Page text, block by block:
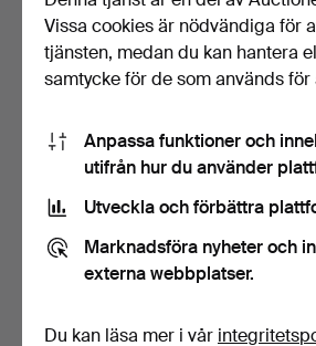
CERTINA, armbandsur, 18 k
2 dagar
17 dagar
Vissa cookies är nödvändiga för
tjänsten, medan du kan hantera
samtycke för de som används för
Anpassa funktioner och
utifrån hur du använder
Utveckla och förbättra
Marknadsföra nyheter och
externa webbplatser.
Du kan läsa mer i vår